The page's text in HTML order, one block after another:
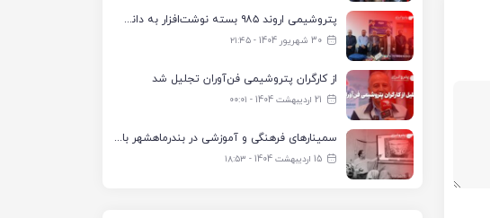
پتروشیمی اروند ۹۸۵ بسته نوشت‌افزار به دانش‌آموزان تحت پوشش کمیته امداد بندرماهشهر اهدا کرد
30 شهریور 1404 - ۲۱:۴۵
از کارگران پتروشیمی فن‌آوران تجلیل شد
21 اردیبهشت 1404 - ۰۰:۰۱
سمینارهای فرهنگی و آموزشی در بندرماهشهر با همکاری فرهنگ‌سرای پتروشیمی مارون
15 اردیبهشت 1404 - ۱۸:۵۳